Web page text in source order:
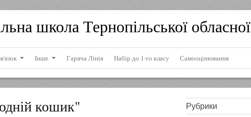
школа Тернопільської
Інше Гаряча Лінія Набір до 1-го класу Самооцінювання
кошик" Рубрики